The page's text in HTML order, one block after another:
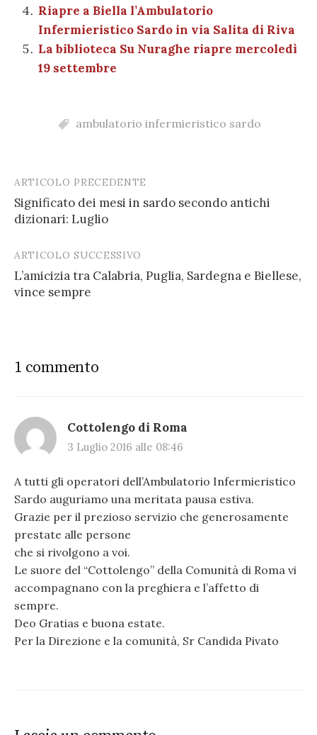
Riapre a Biella l’Ambulatorio
Infermieristico Sardo in via Salita di Riva
La biblioteca Su Nuraghe riapre mercoledì
19 settembre
ambulatorio infermieristico sardo
Post
navigation
ARTICOLO PRECEDENTE
Significato dei mesi in sardo secondo antichi
dizionari: Luglio
ARTICOLO SUCCESSIVO
L’amicizia tra Calabria, Puglia, Sardegna e Biellese,
vince sempre
1 commento
Cottolengo di Roma
3 Luglio 2016 alle 08:46
A tutti gli operatori dell’Ambulatorio Infermieristico
Sardo auguriamo una meritata pausa estiva.
Grazie per il prezioso servizio che generosamente
prestate alle persone
che si rivolgono a voi.
Le suore del “Cottolengo” della Comunità di Roma vi
accompagnano con la preghiera e l’affetto di
sempre.
Deo Gratias e buona estate.
Per la Direzione e la comunità, Sr Candida Pivato